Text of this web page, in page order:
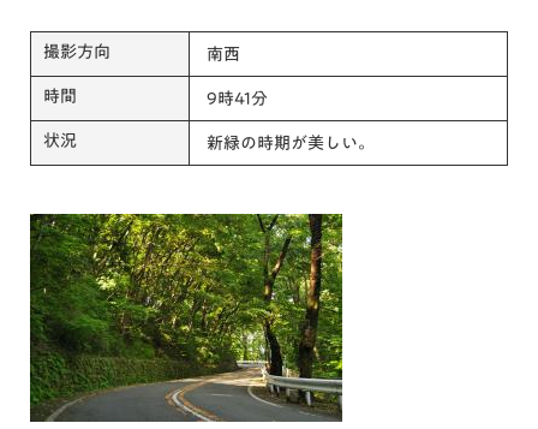
撮影方向 南西
時間 9時41分
状況 新緑の時期が美しい。